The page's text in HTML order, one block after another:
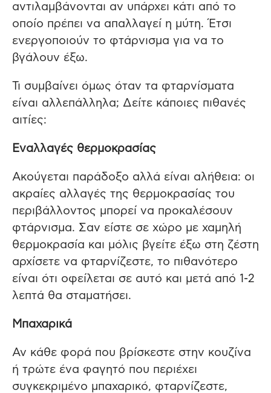
αντιλαμβάνονται αν υπάρχει κάτι από το
οποίο πρέπει να απαλλαγεί η μύτη. Έτσι
ενεργοποιούν το φτάρνισμα για να το
βγάλουν έξω.
Τι συμβαίνει όμως όταν τα φταρνίσματα
είναι αλλεπάλληλα; Δείτε κάποιες πιθανές
αιτίες:
Εναλλαγές θερμοκρασίας
Ακούγεται παράδοξο αλλά είναι αλήθεια: οι
ακραίες αλλαγές της θερμοκρασίας του
περιβάλλοντος μπορεί να προκαλέσουν
φτάρνισμα. Σαν είστε σε χώρο με χαμηλή
θερμοκρασία και μόλις βγείτε έξω στη ζέστη
αρχίσετε να φταρνίζεστε, το πιθανότερο
είναι ότι οφείλεται σε αυτό και μετά από 1-2
λεπτά θα σταματήσει.
Μπαχαρικά
Αν κάθε φορά που βρίσκεστε στην κουζίνα
ή τρώτε ένα φαγητό που περιέχει
συγκεκριμένο μπαχαρικό, φταρνίζεστε,